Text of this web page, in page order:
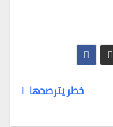
خطر يترصدها